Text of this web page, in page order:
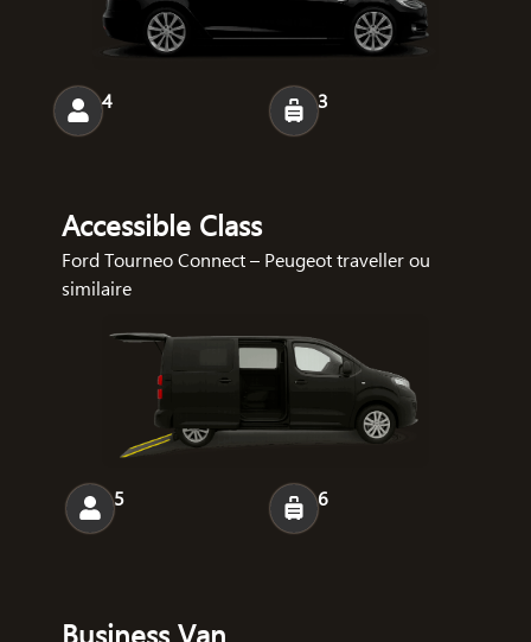
4 3
Accessible Class
Ford Tourneo Connect – Peugeot traveller ou
similaire
5 6
Business Van